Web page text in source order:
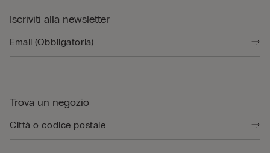
Iscriviti alla newsletter
Trova un negozio